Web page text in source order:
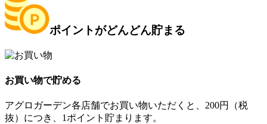
ポイントがどんどん貯まる
お買い物で貯める
アグロガーデン各店舗でお買い物いただくと、200円（税
抜）につき、 1ポイント 貯まります。